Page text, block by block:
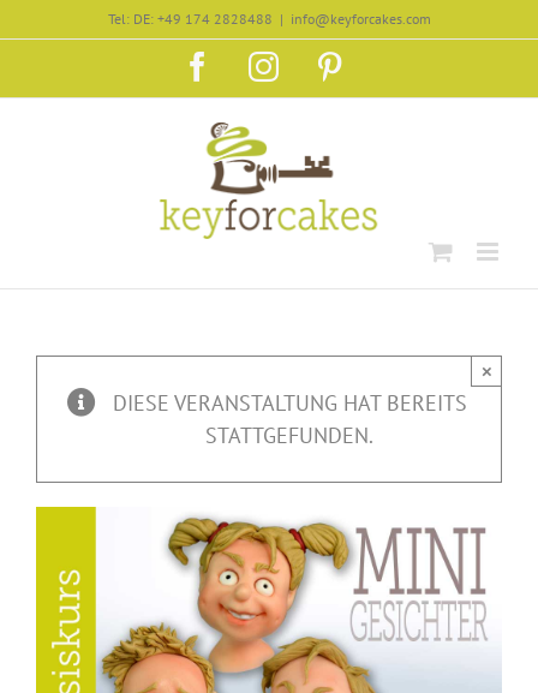
Inhalt
Tel: DE: +49 174 2828488 | info@keyforcakes.com
FacebookInstagram
DIESE VERANSTALTUNG HAT BEREITS
STATTGEFUNDEN.
×